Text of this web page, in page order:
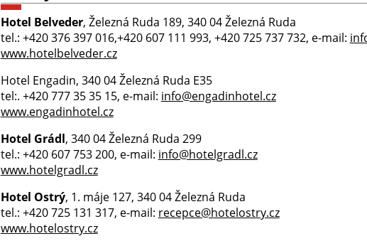
Hotel Belveder, Železná Ruda 189, 340 04 Železná Ruda
tel.: +420 376 397 016,+420 607 111 993, +420 725 737 732, e-mail:
www.hotelbelveder.cz
Hotel Engadin, 340 04 Železná Ruda E35
tel:. +420 777 35 35 15, e-mail: info@engadinhotel.cz
www.engadinhotel.cz
Hotel Grádl, 340 04 Železná Ruda 299
tel.: +420 607 753 200, e-mail: info@hotelgradl.cz
www.hotelgradl.cz
Hotel Ostrý, 1. máje 127, 340 04 Železná Ruda
tel.: +420 725 131 317, e-mail: recepce@hotelostry.cz
www.hotelostry.cz